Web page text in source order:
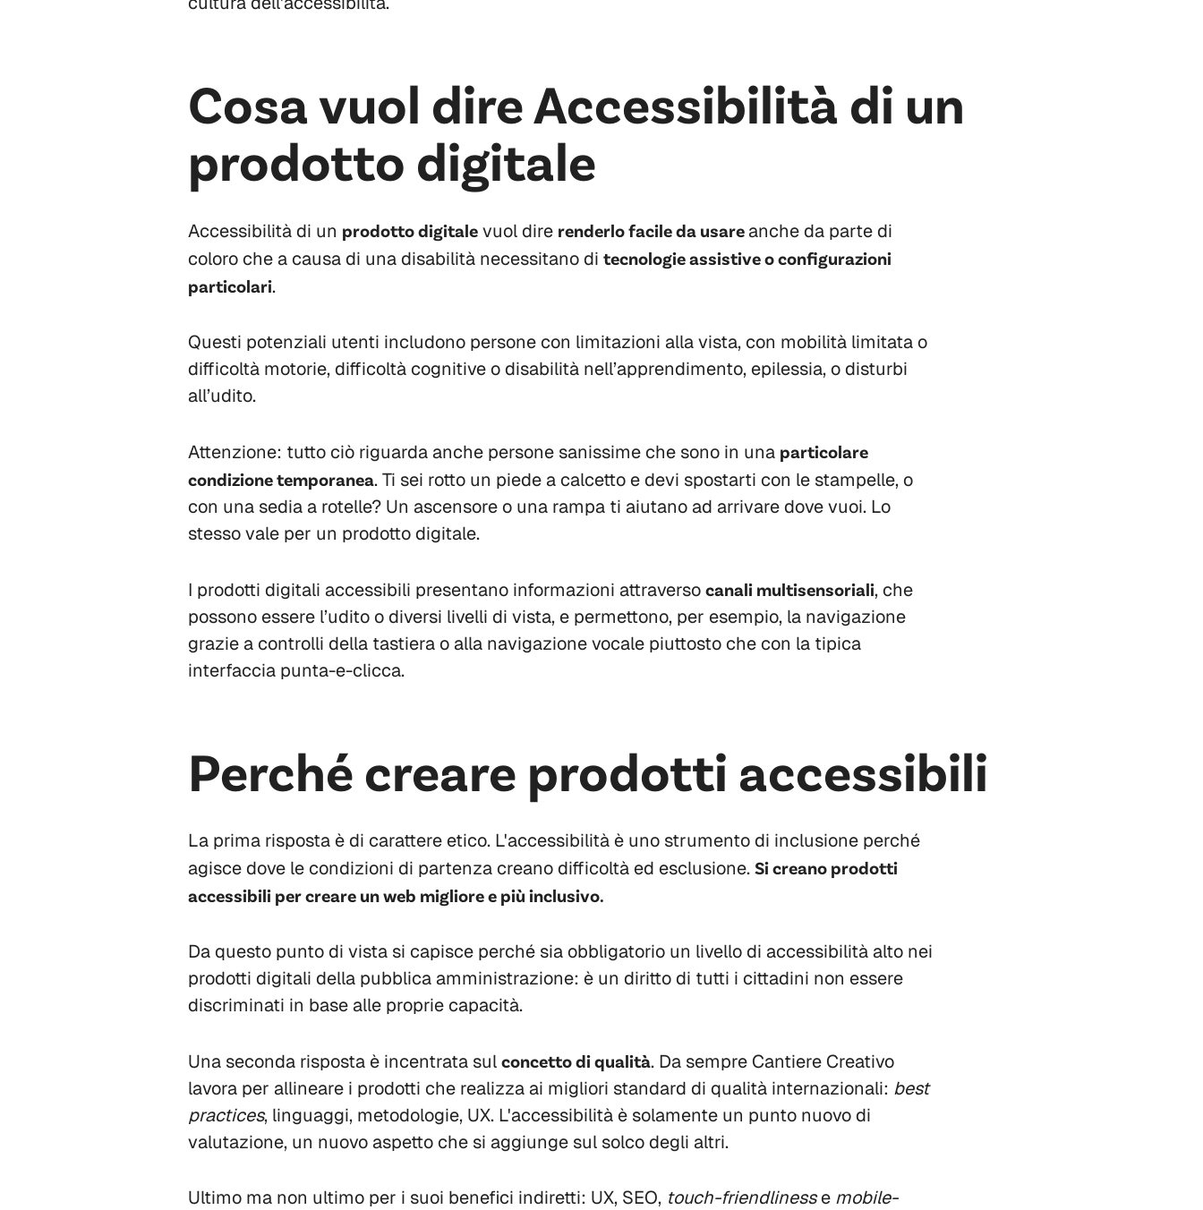
Cosa vuol dire Accessibilità di un
prodotto digitale
Accessibilità di un prodotto digitalevuol dire renderlo facile da usare anche da parte di
coloro che a causa di una disabilità necessitano di tecnologie assistive o configurazioni
particolari.
Questi potenziali utenti includono persone con limitazioni alla vista, con mobilità limitata o
difficoltà motorie, difficoltà cognitive o disabilità nell’apprendimento, epilessia, o disturbi
all’udito.
Attenzione: tutto ciò riguarda anche persone sanissime che sono in una particolare
condizione temporanea. Ti sei rotto un piede a calcetto e devi spostarti con le stampelle, o
con una sedia a rotelle? Un ascensore o una rampa ti aiutano ad arrivare dove vuoi. Lo
stesso vale per un prodotto digitale.
I prodotti digitali accessibili presentano informazioni attraverso canali multisensoriali, che
possono essere l’udito o diversi livelli di vista, e permettono, per esempio, la navigazione
grazie a controlli della tastiera o alla navigazione vocale piuttosto che con la tipica
interfaccia punta-e-clicca.
Perché creare prodotti accessibili
La prima risposta è di carattere etico. L'accessibilità è uno strumento di inclusione perché
agisce dove le condizioni di partenza creano difficoltà ed esclusione. Si creano prodotti
accessibili per creare un web migliore e più inclusivo.
Da questo punto di vista si capisce perché sia obbligatorio un livello di accessibilità alto nei
prodotti digitali della pubblica amministrazione: è un diritto di tutti i cittadini non essere
discriminati in base alle proprie capacità.
Una seconda risposta è incentrata sul concetto di qualità. Da sempre Cantiere Creativo
lavora per allineare i prodotti che realizza ai migliori standard di qualità internazionali: best
practices, linguaggi, metodologie, UX. L'accessibilità è solamente un punto nuovo di
valutazione, un nuovo aspetto che si aggiunge sul solco degli altri.
Ultimo ma non ultimo per i suoi benefici indiretti: UX, SEO, touch-friendlinesse mobile-